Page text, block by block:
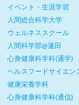
イベント・生涯学習
人間総合科学大学
ウェルネススクール
人間科学部@蓮田
心身健康科学科(通学)
ヘルスフードサイエン
健康栄養学科
心身健康科学科(通信)